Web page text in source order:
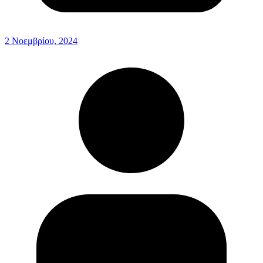
2 Νοεμβρίου, 2024